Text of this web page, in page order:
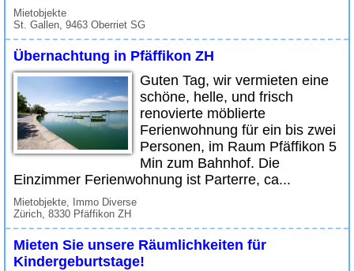
Mietobjekte
St. Gallen, 9463 Oberriet SG
Übernachtung in Pfäffikon ZH
Guten Tag, wir vermieten eine
schöne, helle, und frisch
renovierte möblierte
Ferienwohnung für ein bis zwei
Personen, im Raum Pfäffikon 5
Min zum Bahnhof. Die
Einzimmer Ferienwohnung ist Parterre, ca...
Mietobjekte, Immo Diverse
Zürich, 8330 Pfäffikon ZH
Mieten Sie unsere Räumlichkeiten für
Kindergeburtstage!